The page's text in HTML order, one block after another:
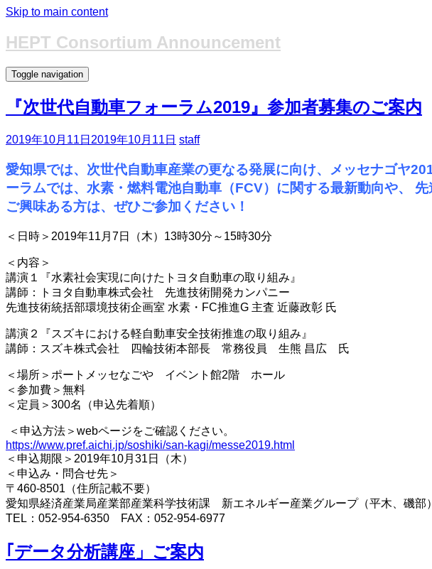
Skip to main content
HEPT Consortium Announcement
Toggle navigation
『次世代自動車フォーラム2019』参加者募集のご案内
2019年10月11日 2019年10月11日 staff
愛知県では、次世代自動車産業の更なる発展に向け、メッセナゴヤ
ーラムでは、水素・燃料電池自動車（FCV）に関する最新動向や、
ご興味ある方は、ぜひご参加ください！
＜日時＞2019年11月7日（木）13時30分～15時30分
＜内容＞
講演１『水素社会実現に向けたトヨタ自動車の取り組み』
講師：トヨタ自動車株式会社 先進技術開発カンパニー
先進技術統括部環境技術企画室 水素・FC推進G 主査 近藤政彰 氏
講演２『スズキにおける軽自動車安全技術推進の取り組み』
講師：スズキ株式会社 四輪技術本部長 常務役員 生熊 昌広 氏
＜場所＞ポートメッセなごや イベント館2階 ホール
＜参加費＞無料
＜定員＞300名（申込先着順）
＜申込方法＞webページをご確認ください。
https://www.pref.aichi.jp/soshiki/san-kagi/messe2019.html
＜申込期限＞2019年10月31日（木）
＜申込み・問合せ先＞
〒460-8501（住所記載不要）
愛知県経済産業局産業部産業科学技術課 新エネルギー産業グループ（平木、磯部）
TEL：052-954-6350 FAX：052-954-6977
｢データ分析講座」ご案内